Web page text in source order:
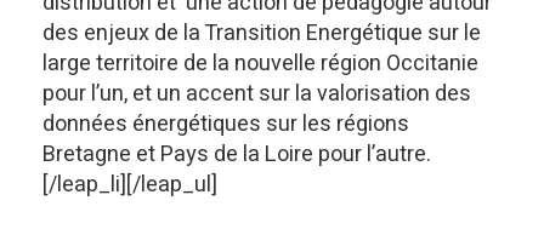
des enjeux de la Transition Energétique sur le
large territoire de la nouvelle région Occitanie
pour l’un, et un accent sur la valorisation des
données énergétiques sur les régions
Bretagne et Pays de la Loire pour l’autre.
[/leap_li][/leap_ul]